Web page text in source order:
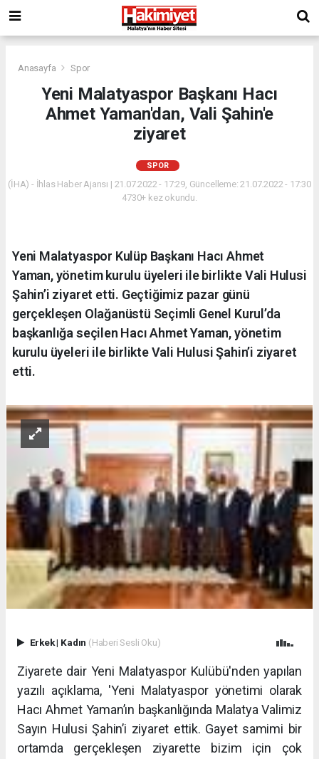
Anasayfa Spor
Yeni Malatyaspor Başkanı Hacı
Ahmet Yaman'dan, Vali Şahin'e
ziyaret
SPOR
(İHA) - İhlas Haber Ajansı | 21.07.2022 - 17:29, Güncelleme: 21.07.2022 - 17:30
4730+ kez okundu.
Yeni Malatyaspor Kulüp Başkanı Hacı Ahmet
Yaman, yönetim kurulu üyeleri ile birlikte Vali Hulusi
Şahin’i ziyaret etti. Geçtiğimiz pazar günü
gerçekleşen Olağanüstü Seçimli Genel Kurul’da
başkanlığa seçilen Hacı Ahmet Yaman, yönetim
kurulu üyeleri ile birlikte Vali Hulusi Şahin’i ziyaret
etti.
Erkek| Kadın (Haberi Sesli Oku)
Ziyarete dair Yeni Malatyaspor Kulübü'nden yapılan
yazılı açıklama, 'Yeni Malatyaspor yönetimi olarak
Hacı Ahmet Yaman’ın başkanlığında Malatya Valimiz
Sayın Hulusi Şahin’i ziyaret ettik. Gayet samimi bir
ortamda gerçekleşen ziyarette bizim için çok